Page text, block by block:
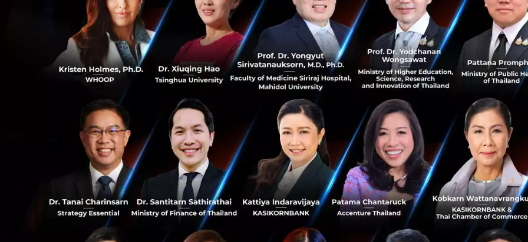
ปรัชญานักเศรษฐศาสตร์อาวุโสประจำประเทศไทย ณ
ธนาคารโลก วิเคราะห์แนวโน้มเศรษฐกิจไทยในปีนี้อย่าง
ละเอียด โดยชี้ให้เห็นถึงปัจจัยสำคัญท...
กุมภาพันธ์ 14, 2025 | ByTechsauce Team
14
Tech & Biz SMEs world-bank
Thailand Economic Monitor February 2025 Unleashing Growth:
Innovation
Ingram Micro ร่วมกับ Microsoft นำเสนอ ‘CAN
Innovation’ ผู้ช่วย SMEs และองค์กร เก็บ Data
ครบทุกการขาย ควบคุมได้ตลอดการกระจายสินค้า
Ingram Micro ร่วมกับ Microsoft นำเสนอ CAN Innovation ผู้
ช่วยให้ธุรกิจของคุณทำงานได้ง่ายขึ้นและมีประสิทธิภาพมาก
ขึ้น ด้วยเครื่องมือจัดการงานขายที่ครบครัน ช่วยให้คุณลด
ต้นทุน เพิ่มยอดข...